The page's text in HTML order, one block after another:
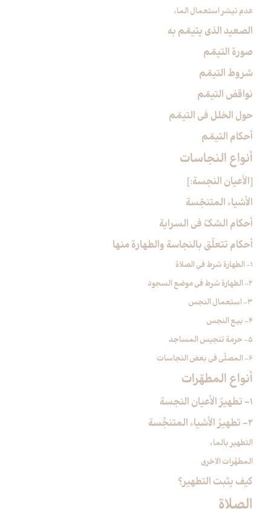
عدم تيسّر استعمال الماء
الصعيد الذي يتيمّم به
صورة التيمّم
شروط التيمّم
نواقض التيمّم
حول الخلل في التيمّم
أحكام التيمّم
أنواع النجاسات‏
[الأعيان النجسة:]
الأشياء المتنجّسة
أحكام الشكّ في السراية
أحكام تتعلّق بالنجاسة والطهارة منها
1- الطهارة شرط في الصلاة
2- الطهارة شرط في موضع السجود
3- استعمال النجس
4- بيع النجس
5- حرمة تنجيس المساجد
6- المصلّي في بعض النجاسات
أنواع المطهّرات‏
1- تطهيرُ الأعيان النجسة
2- تطهيرُ الأشياء المتنجِّسة
التطهير بالماء
المطهّرات الاخرى
كيف يثبت التطهير؟
الصلاة